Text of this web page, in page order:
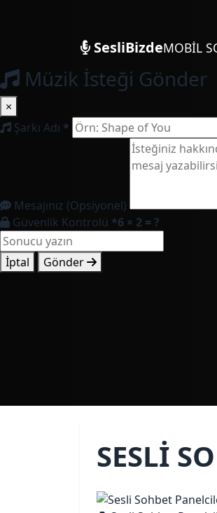
SesliBizdeMOBİL
Müzik İsteği Gönder
×
Şarkı Adı *
Mesajınız (Opsiyonel)
Güvenlik Kontrolü *6 × 2 = ?
İptal Gönder
SESLI